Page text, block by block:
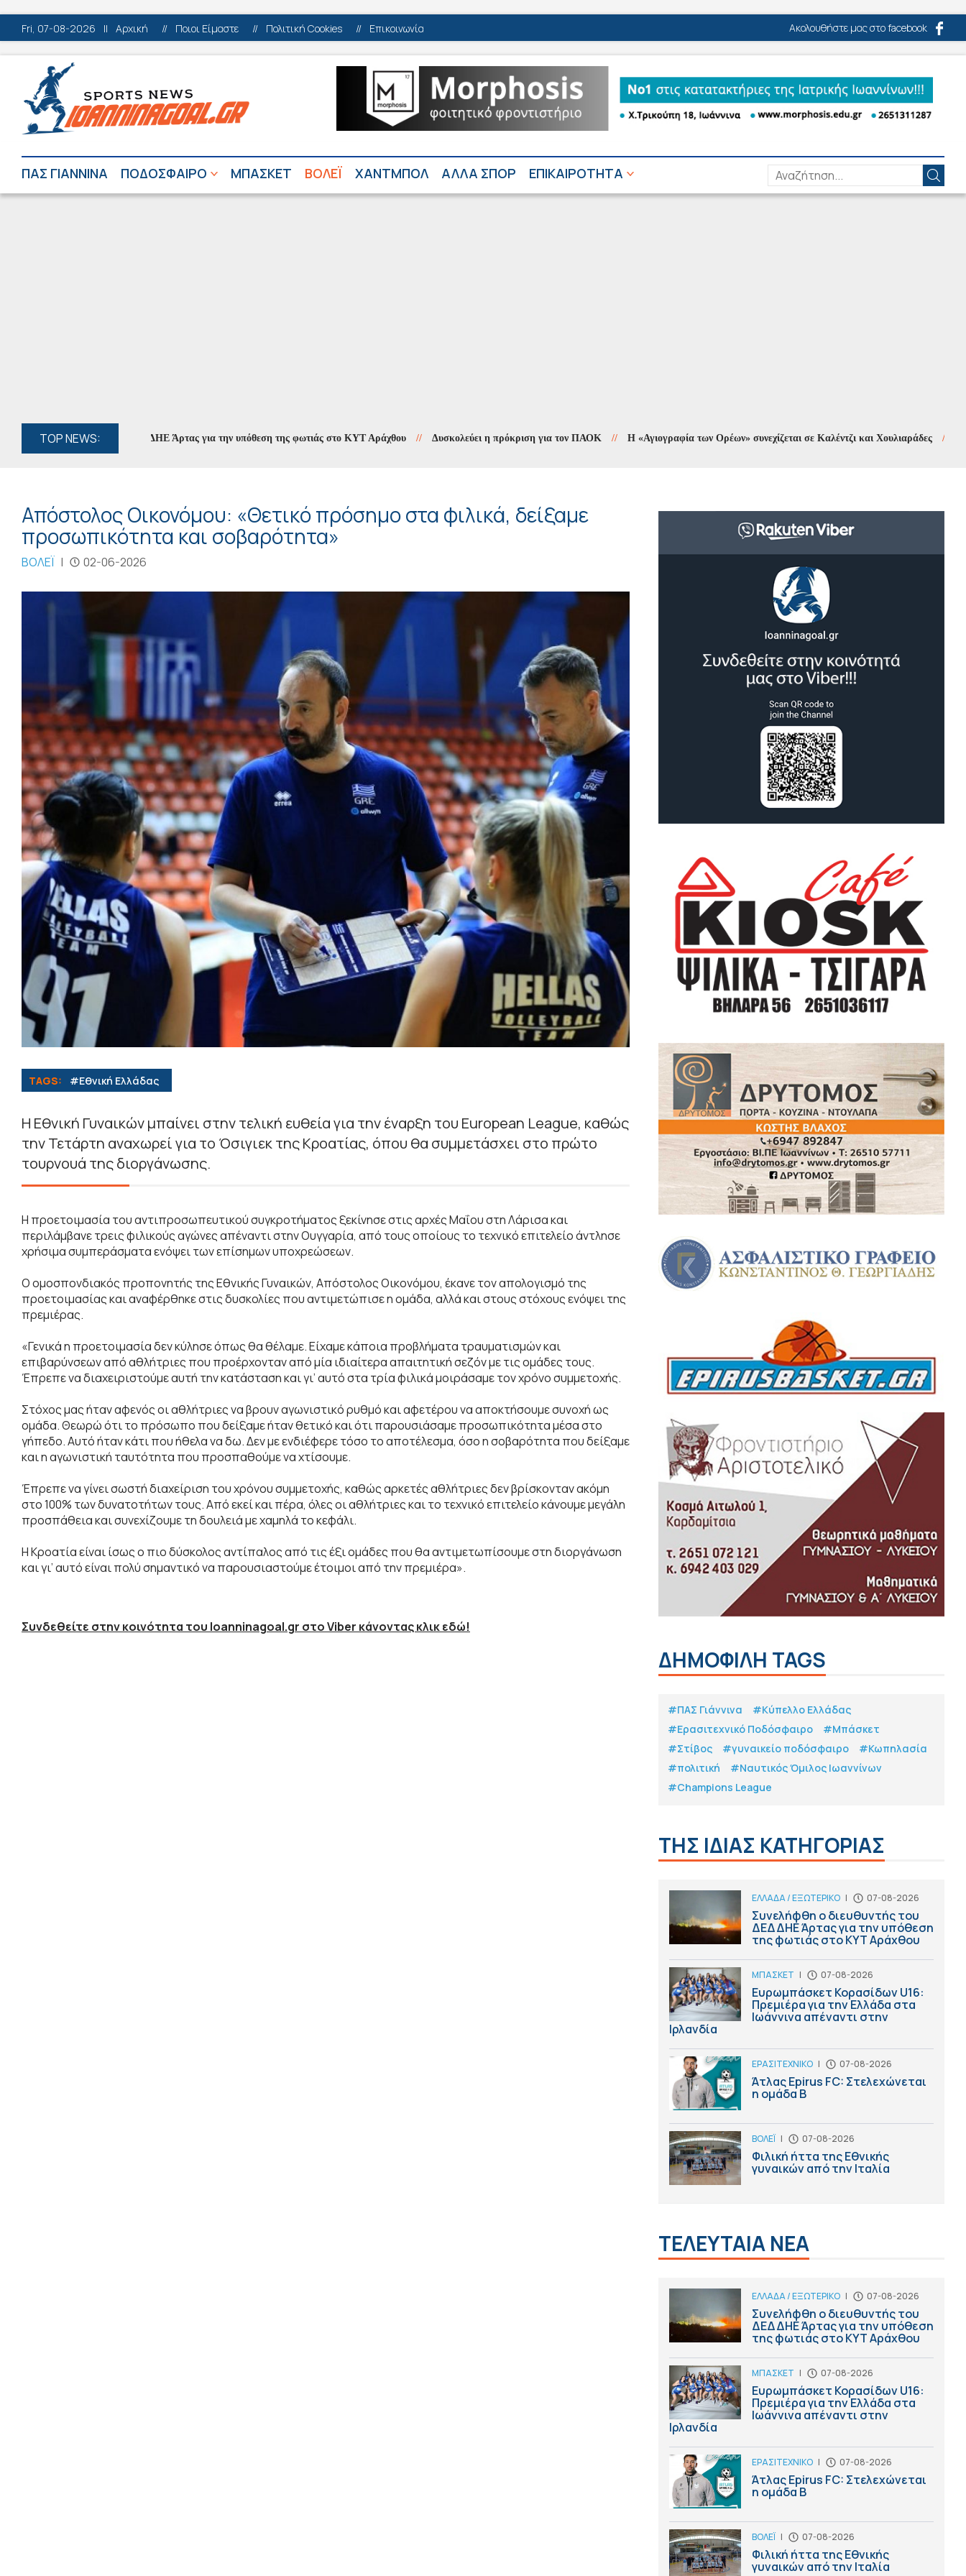
Fri, 07-08-2026 || Αρχική // Ποιοι Είμαστε // Πολιτική Cookies // Επικοινωνία Ακολουθήστε μας στο facebook
ΠΑΣ ΓΙΑΝΝΙΝΑ ΠΟΔΟΣΦΑΙΡΟ ΜΠΑΣΚΕΤ ΒΟΛΕΪ ΧΑΝΤΜΠΟΛ ΑΛΛΑ ΣΠΟΡ ΕΠΙΚΑΙΡΟΤΗΤΑ
TOP NEWS:
ο διευθυντής του ΔΕΔΔΗΕ Άρτας για την υπόθεση της φωτιάς στο ΚΥΤ Αράχθου // Δυσκολεύει η πρόκριση για τον ΠΑΟΚ // Η «Αγιογραφία των Ορέων» συνεχίζεται σε Καλέντζι και Χουλιαράδες //
Απόστολος Οικονόμου: «Θετικό πρόσημο στα φιλικά, δείξαμε
προσωπικότητα και σοβαρότητα»
ΒΟΛΕΪ | 02-06-2026
TAGS: #Εθνική Ελλάδας
Η Εθνική Γυναικών μπαίνει στην τελική ευθεία για την έναρξη του European League, καθώς
την Τετάρτη αναχωρεί για το Όσιγιεκ της Κροατίας, όπου θα συμμετάσχει στο πρώτο
τουρνουά της διοργάνωσης.
Η προετοιμασία του αντιπροσωπευτικού συγκροτήματος ξεκίνησε στις αρχές Μαΐου στη Λάρισα και
περιλάμβανε τρεις φιλικούς αγώνες απέναντι στην Ουγγαρία, από τους οποίους το τεχνικό επιτελείο άντλησε
χρήσιμα συμπεράσματα ενόψει των επίσημων υποχρεώσεων.
Ο ομοσπονδιακός προπονητής της Εθνικής Γυναικών, Απόστολος Οικονόμου, έκανε τον απολογισμό της
προετοιμασίας και αναφέρθηκε στις δυσκολίες που αντιμετώπισε η ομάδα, αλλά και στους στόχους ενόψει της
πρεμιέρας.
«Γενικά η προετοιμασία δεν κύλησε όπως θα θέλαμε. Είχαμε κάποια προβλήματα τραυματισμών και
επιβαρύνσεων από αθλήτριες που προέρχονταν από μία ιδιαίτερα απαιτητική σεζόν με τις ομάδες τους.
Έπρεπε να διαχειριστούμε αυτή την κατάσταση και γι’ αυτό στα τρία φιλικά μοιράσαμε τον χρόνο συμμετοχής.
Στόχος μας ήταν αφενός οι αθλήτριες να βρουν αγωνιστικό ρυθμό και αφετέρου να αποκτήσουμε συνοχή ως
ομάδα. Θεωρώ ότι το πρόσωπο που δείξαμε ήταν θετικό και ότι παρουσιάσαμε προσωπικότητα μέσα στο
γήπεδο. Αυτό ήταν κάτι που ήθελα να δω. Δεν με ενδιέφερε τόσο το αποτέλεσμα, όσο η σοβαρότητα που δείξαμε
και η αγωνιστική ταυτότητα που προσπαθούμε να χτίσουμε.
Έπρεπε να γίνει σωστή διαχείριση του χρόνου συμμετοχής, καθώς αρκετές αθλήτριες δεν βρίσκονταν ακόμη
στο 100% των δυνατοτήτων τους. Από εκεί και πέρα, όλες οι αθλήτριες και το τεχνικό επιτελείο κάνουμε μεγάλη
προσπάθεια και συνεχίζουμε τη δουλειά με χαμηλά το κεφάλι.
Η Κροατία είναι ίσως ο πιο δύσκολος αντίπαλος από τις έξι ομάδες που θα αντιμετωπίσουμε στη διοργάνωση
και γι’ αυτό είναι πολύ σημαντικό να παρουσιαστούμε έτοιμοι από την πρεμιέρα».
Συνδεθείτε στην κοινότητα του Ioanninagoal.gr στο Viber κάνοντας κλικ εδώ!
ΔΗΜΟΦΙΛΗ TAGS
#ΠΑΣ Γιάννινα
#Κύπελλο Ελλάδας
#Eρασιτεχνικό Ποδόσφαιρο
#Μπάσκετ
#Στίβος
#γυναικείο ποδόσφαιρο
#Κωπηλασία
#πολιτική
#Ναυτικός Όμιλος Ιωαννίνων
#Champions League
ΤΗΣ ΙΔΙΑΣ ΚΑΤΗΓΟΡΙΑΣ
ΕΛΛΑΔΑ / ΕΞΩΤΕΡΙΚΟ | 07-08-2026
Συνελήφθη ο διευθυντής του
ΔΕΔΔΗΕ Άρτας για την υπόθεση
της φωτιάς στο ΚΥΤ Αράχθου
ΜΠΑΣΚΕΤ | 07-08-2026
Ευρωμπάσκετ Κορασίδων U16:
Πρεμιέρα για την Ελλάδα στα
Ιωάννινα απέναντι στην
Ιρλανδία
ΕΡΑΣΙΤΕΧΝΙΚΟ | 07-08-2026
Άτλας Epirus FC: Στελεχώνεται
η ομάδα B
ΒΟΛΕΪ | 07-08-2026
Φιλική ήττα της Εθνικής
γυναικών από την Ιταλία
ΤΕΛΕΥΤΑΙΑ ΝΕΑ
ΕΛΛΑΔΑ / ΕΞΩΤΕΡΙΚΟ | 07-08-2026
Συνελήφθη ο διευθυντής του
ΔΕΔΔΗΕ Άρτας για την υπόθεση
της φωτιάς στο ΚΥΤ Αράχθου
ΜΠΑΣΚΕΤ | 07-08-2026
Ευρωμπάσκετ Κορασίδων U16:
Πρεμιέρα για την Ελλάδα στα
Ιωάννινα απέναντι στην
Ιρλανδία
ΕΡΑΣΙΤΕΧΝΙΚΟ | 07-08-2026
Άτλας Epirus FC: Στελεχώνεται
η ομάδα B
ΒΟΛΕΪ | 07-08-2026
Φιλική ήττα της Εθνικής
γυναικών από την Ιταλία